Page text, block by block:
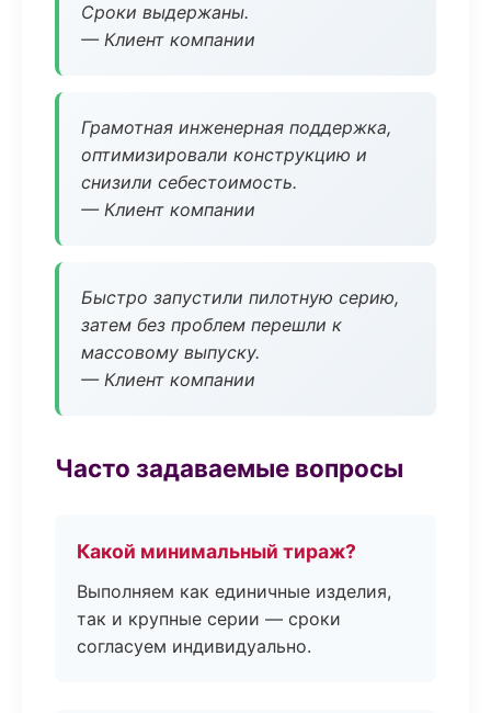
Сроки выдержаны.
— Клиент компании
Грамотная инженерная поддержка,
оптимизировали конструкцию и
снизили себестоимость.
— Клиент компании
Быстро запустили пилотную серию,
затем без проблем перешли к
массовому выпуску.
— Клиент компании
Часто задаваемые вопросы
Какой минимальный тираж?
Выполняем как единичные изделия,
так и крупные серии — сроки
согласуем индивидуально.